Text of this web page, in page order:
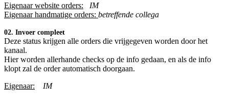
Eigenaar website orders:
IM
Eigenaar handmatige orders: betreffende collega
02. Invoer compleet
Deze status krijgen alle orders die vrijgegeven worden door het
kanaal.
Hier worden allerhande checks op de info gedaan, en als de info
klopt zal de order automatisch doorgaan.
Eigenaar:
​IM